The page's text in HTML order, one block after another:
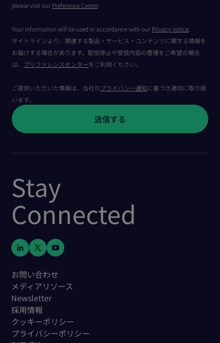
please visit our Preference Center.
Your information will be used in accordance with our Privacy notice
サイトラインより、関連する製品・サービス・コンテンツに関する情報を
お届けする場合があります。配信停止や受信内容の管理をご希望の場合
は、
プリファレンスセンターをご利用ください。
ご提供いただいた情報は、当社のプライバシー通知に基づき適切に取り扱
います。
Stay
Connected
お問い合わせ
メディアリソース
Newsletter
採用情報
クッキーポリシー
プライバシーポリシー